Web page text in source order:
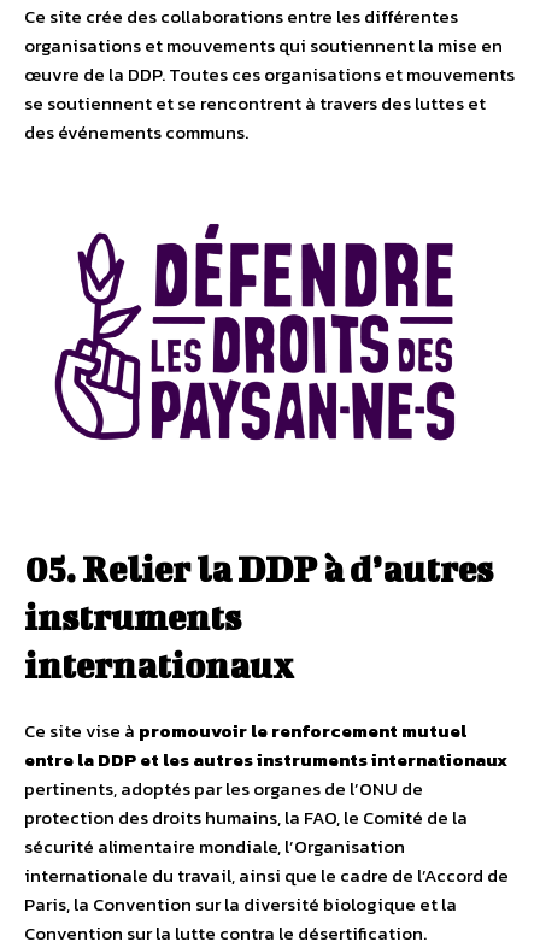
Ce site crée des collaborations entre les différentes
organisations et mouvements qui soutiennent la mise en
œuvre de la DDP. Toutes ces organisations et mouvements
se soutiennent et se rencontrent à travers des luttes et
des événements communs.
05. Relier la DDP à d’autres
instruments
internationaux
Ce site vise à promouvoir le renforcement mutuel
entre la DDP et les autres instruments internationaux
pertinents, adoptés par les organes de l’ONU de
protection des droits humains, la FAO, le Comité de la
sécurité alimentaire mondiale, l’Organisation
internationale du travail, ainsi que le cadre de l’Accord de
Paris, la Convention sur la diversité biologique et la
Convention sur la lutte contra le désertification.